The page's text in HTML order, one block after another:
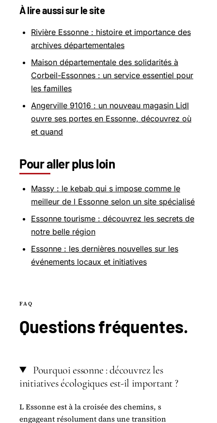
À lire aussi sur le site
Rivière Essonne : histoire et importance des
archives départementales
Maison départementale des solidarités à
Corbeil-Essonnes : un service essentiel pour
les familles
Angerville 91016 : un nouveau magasin Lidl
ouvre ses portes en Essonne, découvrez où
et quand
Pour aller plus loin
Massy : le kebab qui s impose comme le
meilleur de l Essonne selon un site spécialisé
Essonne tourisme : découvrez les secrets de
notre belle région
Essonne : les dernières nouvelles sur les
événements locaux et initiatives
FAQ
Questionsfréquentes.
Pourquoi essonne : découvrez les
initiatives écologiques est-il important ?
L Essonne est à la croisée des chemins, s
engageant résolument dans une transition